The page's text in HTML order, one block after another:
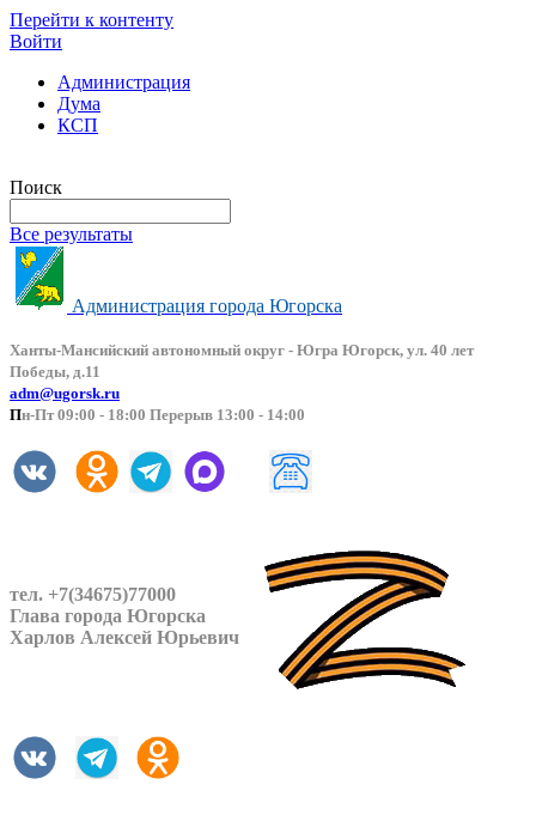
Перейти к контенту
Войти
Администрация
Дума
КСП
Поиск
Все результаты
Администрация города Югорска
Ханты-Мансийский автономный округ - Югра Югорск, ул. 40 лет
Победы, д.11
adm@ugorsk.ru
Пн-Пт 09:00 - 18:00 Перерыв 13:00 - 14:00
тел. +7(34675)77000
Глава города Югорска
Харлов Алексей Юрьевич